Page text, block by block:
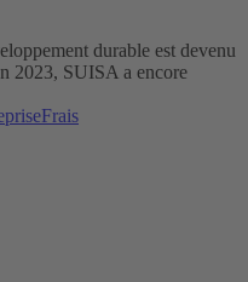
durable est devenu
2023, SUISA a encore
Frais